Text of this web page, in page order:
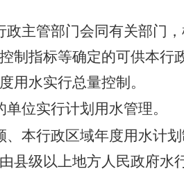
主管部门会同有关部门，
制指标等确定的可供本行
用水实行总量控制。
位实行计划用水管理。
本行政区域年度用水计
县级以上地方人民政府水